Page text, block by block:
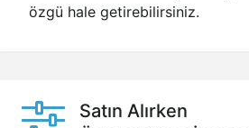
özgü hale getirebilirsiniz.
Satın Alırken